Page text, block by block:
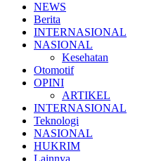
NEWS
Berita
INTERNASIONAL
NASIONAL
Kesehatan
Otomotif
OPINI
ARTIKEL
INTERNASIONAL
Teknologi
NASIONAL
HUKRIM
Lainnya